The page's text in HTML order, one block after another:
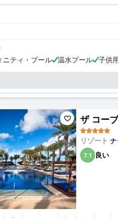
ニティ・プール
温水プール 子供
ザ コー
リゾート ナ
7.1 良い